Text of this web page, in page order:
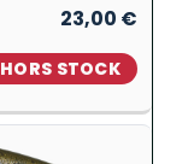
23,00 €
HORS STOCK